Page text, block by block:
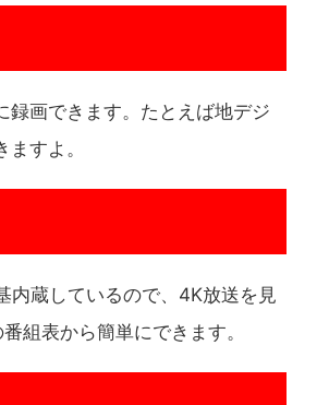
録画できます。たとえば地デジ
すよ。
蔵しているので、4K放送を見
組表から簡単にできます。